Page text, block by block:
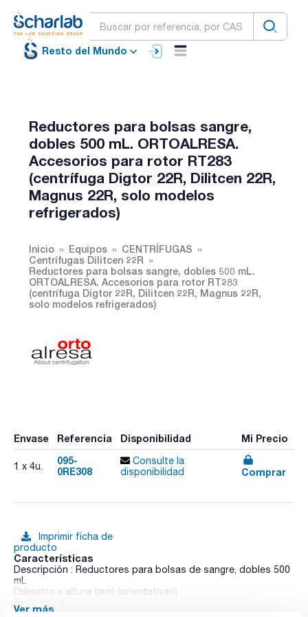
Resto del Mundo
Reductores para bolsas sangre,
dobles 500 mL. ORTOALRESA.
Accesorios para rotor RT283
(centrífuga Digtor 22R, Dilitcen 22R,
Magnus 22R, solo modelos
refrigerados)
Inicio Equipos
CENTRÍFUGAS
Centrífugas Dilitcen 22R
Reductores para bolsas sangre, dobles 500 mL.
ORTOALRESA. Accesorios para rotor RT283
(centrífuga Digtor 22R, Dilitcen 22R, Magnus 22R,
solo modelos refrigerados)
Envase Referencia Disponibilidad Mi Precio
1 x 4u.
095-
0RE308
Consulte la
disponibilidad
Comprar
Imprimir ficha de
producto
Características
Descripción : Reductores para bolsas de sangre, dobles 500
mL
Diámetro x altura (mm) (orientativas) :
Ver más